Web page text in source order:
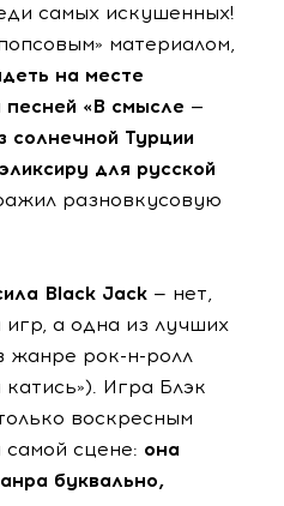
самых искушенных!
материалом,
на месте
песней «В смысле —
солнечной Турции
для русской
разновкусовую
Black Jack — нет,
игр, а одна из лучших
жанре рок-н-ролл
Игра Блэк
воскресным
самой сцене: она
буквально,